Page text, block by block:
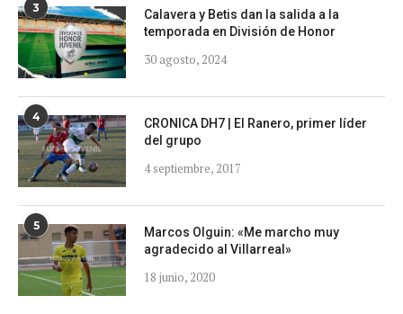
3
Calavera y Betis dan la salida a la
temporada en División de Honor
30 agosto, 2024
4
CRONICA DH7 | El Ranero, primer líder
del grupo
4 septiembre, 2017
5
Marcos Olguin: «Me marcho muy
agradecido al Villarreal»
18 junio, 2020